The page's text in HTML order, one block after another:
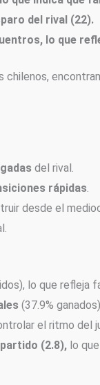
del rival (22).
lo que
del rival.
rápidas.
desde el
lo que refleja
(37.9%
el ritmo del
(2.8), lo